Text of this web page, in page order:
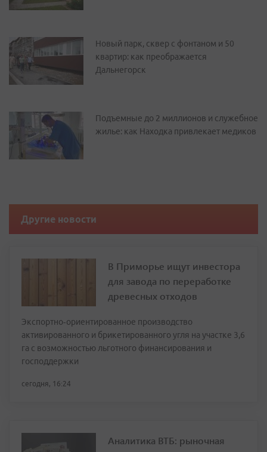
Новый парк, сквер с фонтаном и 50
квартир: как преображается
Дальнегорск
Подъемные до 2 миллионов и служебное
жилье: как Находка привлекает медиков
Другие новости
В Приморье ищут инвестора
для завода по переработке
древесных отходов
Экспортно‑ориентированное производство
активированного и брикетированного угля на участке 3,6
га с возможностью льготного финансирования и
господдержки
сегодня, 16:24
Аналитика ВТБ: рыночная